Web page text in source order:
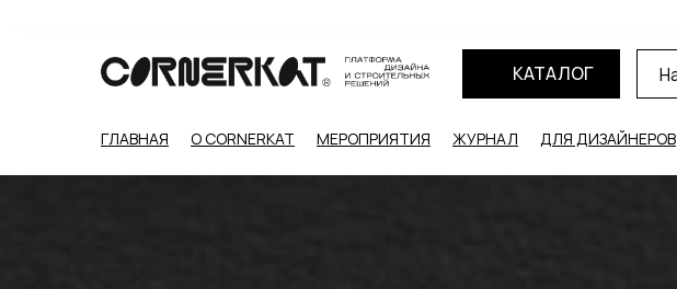
КАТАЛОГ
ГЛАВНАЯ О CORNERKAT МЕРОПРИЯТИЯ ЖУРНАЛ ДЛЯ ДИЗАЙНЕРОВ